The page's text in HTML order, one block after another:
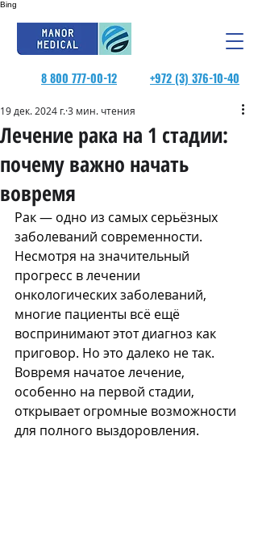
Bing
8 800 777-00-12 +972 (3) 376-10-40
Лечение рака на 1 стадии:
почему важно начать
вовремя
19 дек. 2024 г.3 мин. чтения
Рак — одно из самых серьёзных
заболеваний современности.
Несмотря на значительный
прогресс в лечении
онкологических заболеваний,
многие пациенты всё ещё
воспринимают этот диагноз как
приговор. Но это далеко не так.
Вовремя начатое лечение,
особенно на первой стадии,
открывает огромные возможности
для полного выздоровления.